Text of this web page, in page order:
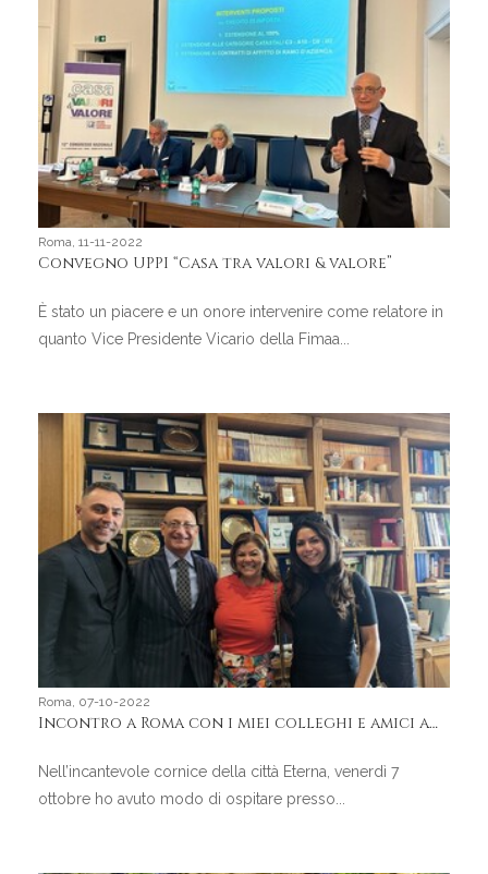
Roma, 11-11-2022
Convegno UPPI “Casa tra valori & valore”
È stato un piacere e un onore intervenire come relatore in
quanto Vice Presidente Vicario della Fimaa...
Roma, 07-10-2022
Incontro a Roma con i miei colleghi e amici americani
Nell’incantevole cornice della città Eterna, venerdì 7
ottobre ho avuto modo di ospitare presso...